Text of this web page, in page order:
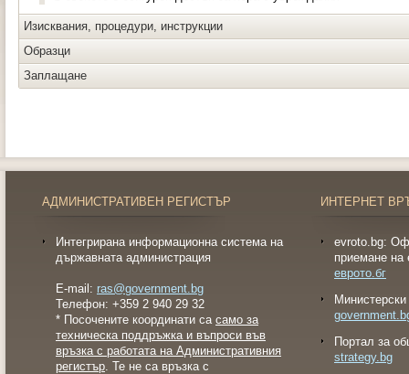
Изисквания, процедури, инструкции
Образци
Заплащане
АДМИНИСТРАТИВЕН РЕГИСТЪР
Интегрирана информационна система на
държавната администрация
E-mail: ras@government.bg
Телефон: +359 2 940 29 32
* Посочените координати са само за
техническа поддръжка и въпроси във
връзка с работата на Административния
регистър. Те не са връзка с
ИНТЕРНЕТ
evroto.bg:
приемане на
еврото.бг
Портал за
strategy.bg